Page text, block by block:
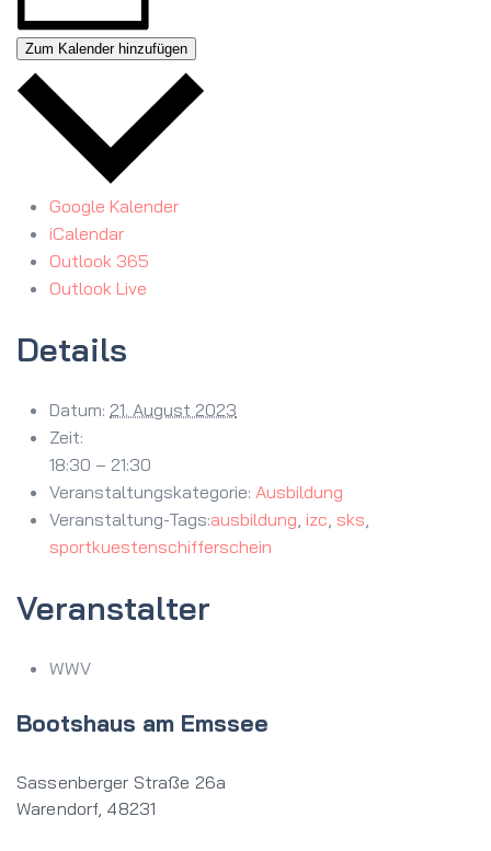
Zum Kalender hinzufügen
Google Kalender
iCalendar
Outlook 365
Outlook Live
Details
Datum: 21. August 2023
Zeit:
18:30 – 21:30
Veranstaltungskategorie: Ausbildung
Veranstaltung-Tags:ausbildung, izc, sks,
sportkuestenschifferschein
Veranstalter
WWV
Bootshaus am Emssee
Sassenberger Straße 26a
Warendorf, 48231